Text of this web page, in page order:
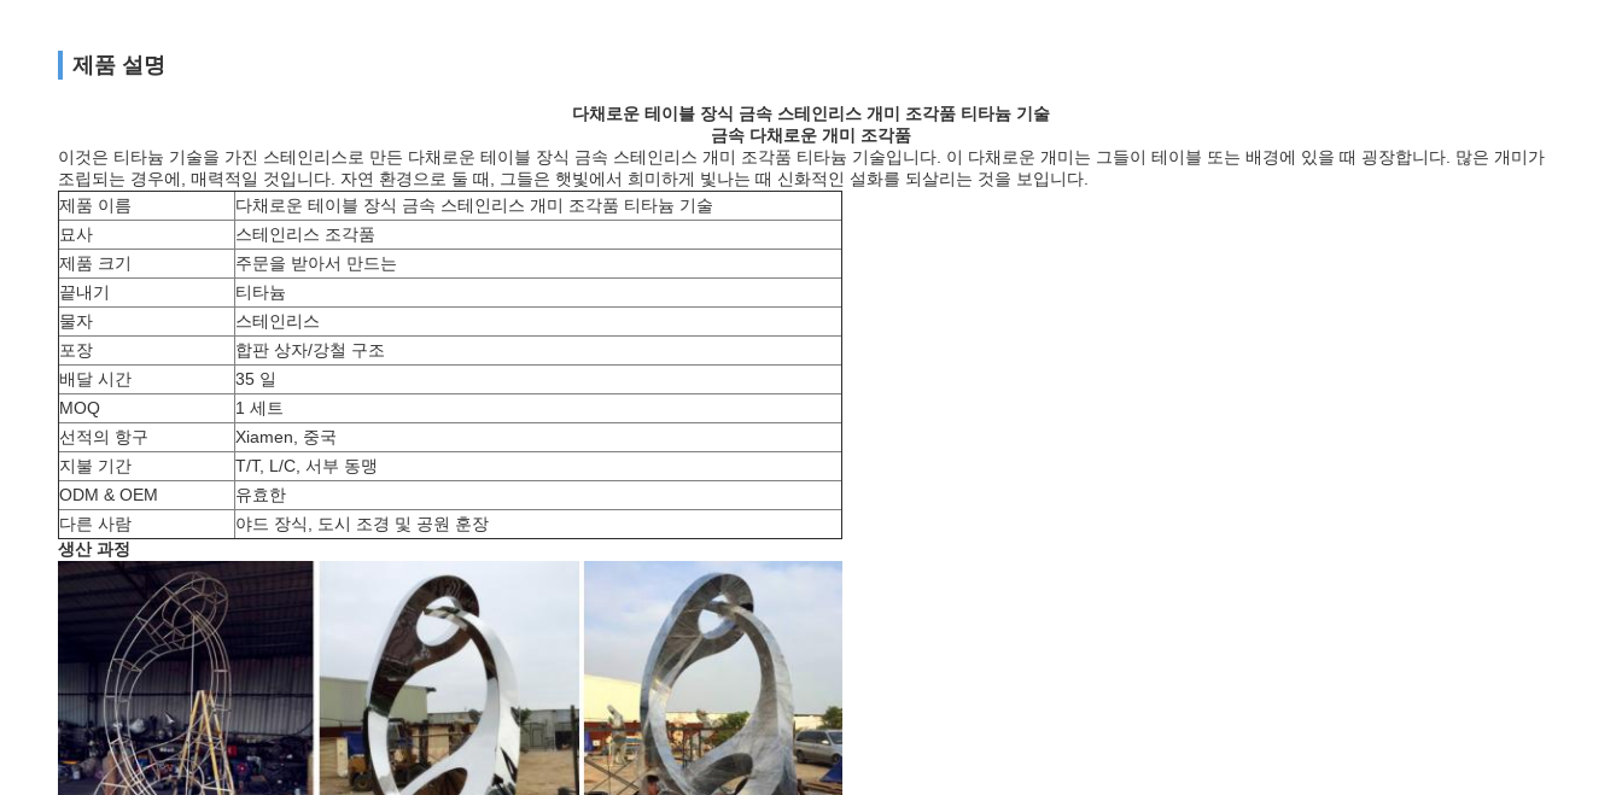
제품 설명
다채로운 테이블 장식 금속 스테인리스 개미 조각품 티타늄 기술
금속 다채로운 개미 조각품
이것은 티타늄 기술을 가진 스테인리스로 만든 다채로운 테이블 장식 금속 스테인리스 개미 조각품 티타늄 기술입니다. 이 다채로운 개미는 그들이 테이블 또는 배경에 있을 때 굉장합니다. 많은 개미가
조립되는 경우에, 매력적일 것입니다. 자연 환경으로 둘 때, 그들은 햇빛에서 희미하게 빛나는 때 신화적인 설화를 되살리는 것을 보입니다.
제품 이름
다채로운 테이블 장식 금속 스테인리스 개미 조각품 티타늄 기술
묘사
스테인리스 조각품
제품 크기
주문을 받아서 만드는
끝내기
티타늄
물자
스테인리스
포장
합판 상자/강철 구조
배달 시간
35 일
MOQ
1 세트
선적의 항구
Xiamen, 중국
지불 기간
T/T, L/C, 서부 동맹
ODM & OEM
유효한
다른 사람
야드 장식, 도시 조경 및 공원 훈장
생산 과정